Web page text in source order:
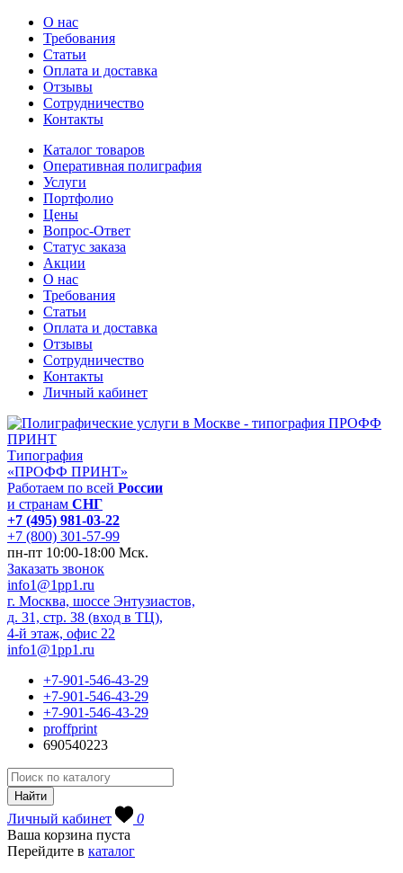
О нас
Требования
Статьи
Оплата и доставка
Отзывы
Сотрудничество
Контакты
Каталог товаров
Оперативная полиграфия
Услуги
Портфолио
Цены
Вопрос-Ответ
Статус заказа
Акции
О нас
Требования
Статьи
Оплата и доставка
Отзывы
Сотрудничество
Контакты
Личный кабинет
Типография
«ПРОФФ ПРИНТ»
Работаем по всей России
и странам СНГ
+7 (495) 981-03-22
+7 (800) 301-57-99
пн-пт 10:00-18:00 Мск.
Заказать звонок
info1@1pp1.ru
г. Москва, шоссе Энтузиастов,
д. 31, стр. 38 (вход в ТЦ),
4-й этаж, офис 22
info1@1pp1.ru
+7-901-546-43-29
+7-901-546-43-29
+7-901-546-43-29
proffprint
690540223
Личный кабинет
0
Ваша корзина пуста
Перейдите в каталог